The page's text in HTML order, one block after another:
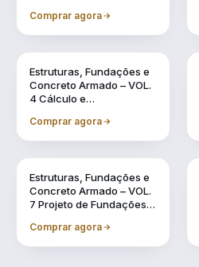
Estruturas Usuais de
Concreto Armado
Comprar agora
Estruturas, Fundações e
Concreto Armado – VOL.
4 Cálculo e
Estruturas Pré-
Fabricadas
Comprar agora
Estruturas, Fundações e
Concreto Armado – VOL.
7 Projeto de Fundações
Comprar agora